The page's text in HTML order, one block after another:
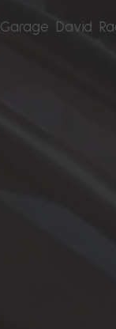
Garage David